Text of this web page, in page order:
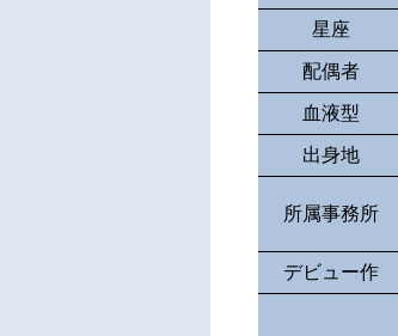
星座
配偶者
血液型
出身地
所属事務所
デビュー作